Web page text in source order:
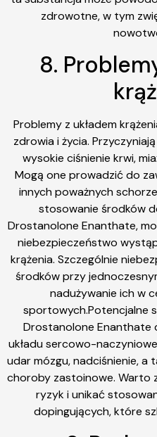
zdrowotne, w tym
8.
Problemy z układem
zdrowia i życia.
wysokie ciśnienie krwi,
Mogą one prowadzić do
innych poważnych
stosowanie środków
Drostanolone Enanthate,
niebezpieczeństwo
krążenia. Szczególnie
środków przy
nadużywanie ich w
sportowych.Potencjalne
Drostanolone Enanthate
układu sercowo-
udar mózgu, nadciśnienie, a
choroby zastoinowe. Warto
ryzyk i unikać
dopingujących, które